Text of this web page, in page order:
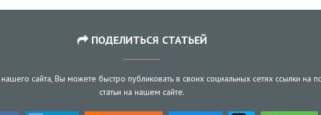
ПОДЕЛИТЬСЯ СТАТЬЕЙ
сайта, Вы можете быстро публиковать в своих социальных сетях ссылки на
статьи на нашем сайте.